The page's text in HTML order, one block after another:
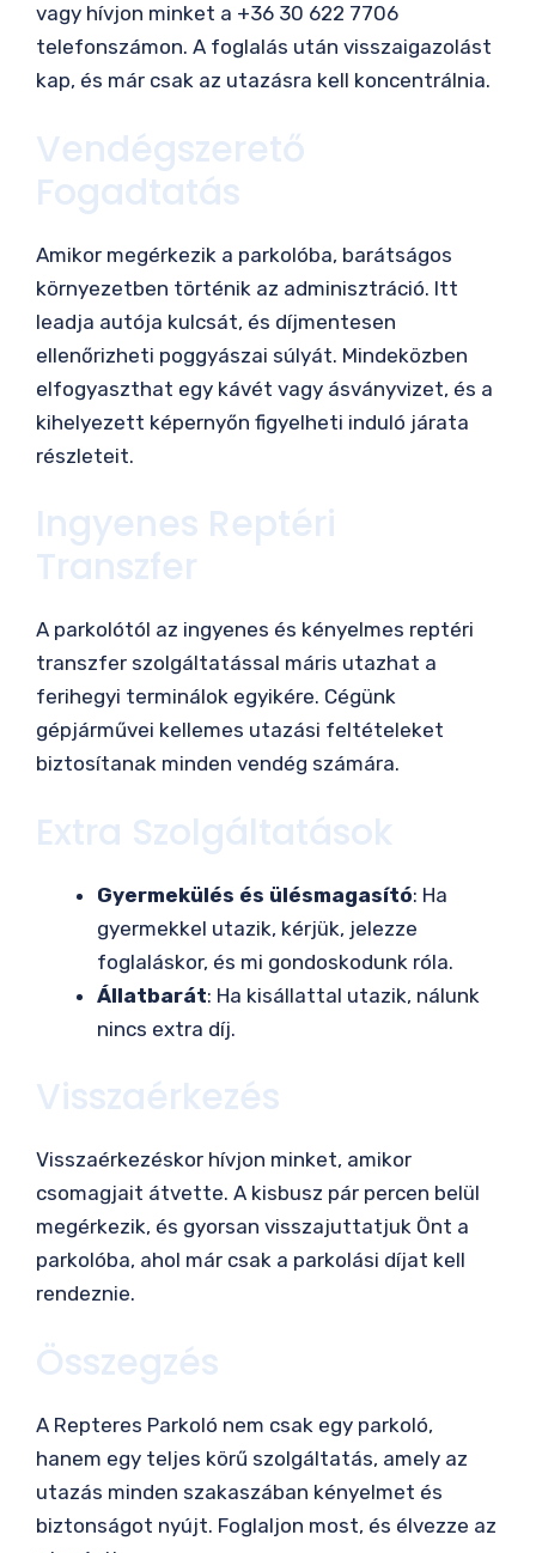
vagy hívjon minket a +36 30 622 7706
telefonszámon. A foglalás után visszaigazolást
kap, és már csak az utazásra kell koncentrálnia.
Vendégszerető
Fogadtatás
Amikor megérkezik a parkolóba, barátságos
környezetben történik az adminisztráció. Itt
leadja autója kulcsát, és díjmentesen
ellenőrizheti poggyászai súlyát. Mindeközben
elfogyaszthat egy kávét vagy ásványvizet, és a
kihelyezett képernyőn figyelheti induló járata
részleteit.
Ingyenes Reptéri
Transzfer
A parkolótól az ingyenes és kényelmes reptéri
transzfer szolgáltatással máris utazhat a
ferihegyi terminálok egyikére. Cégünk
gépjárművei kellemes utazási feltételeket
biztosítanak minden vendég számára.
Extra Szolgáltatások
Gyermekülés és ülésmagasító: Ha
gyermekkel utazik, kérjük, jelezze
foglaláskor, és mi gondoskodunk róla.
Állatbarát: Ha kisállattal utazik, nálunk
nincs extra díj.
Visszaérkezés
Visszaérkezéskor hívjon minket, amikor
csomagjait átvette. A kisbusz pár percen belül
megérkezik, és gyorsan visszajuttatjuk Önt a
parkolóba, ahol már csak a parkolási díjat kell
rendeznie.
Összegzés
A Repteres Parkoló nem csak egy parkoló,
hanem egy teljes körű szolgáltatás, amely az
utazás minden szakaszában kényelmet és
biztonságot nyújt. Foglaljon most, és élvezze az